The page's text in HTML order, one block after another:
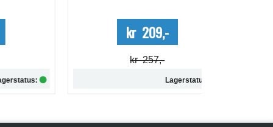
kr 209,-
kr 257,-
Lagerstatus: